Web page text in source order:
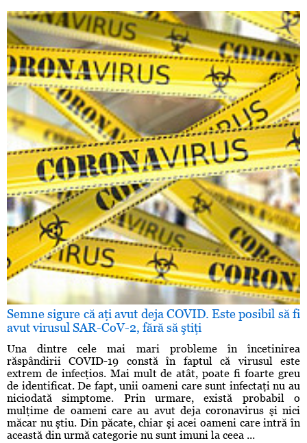
Semne sigure că aţi avut deja COVID. Este posibil să fi
avut virusul SAR-CoV-2, fără să ştiţi
Una dintre cele mai mari probleme în încetinirea
răspândirii COVID-19 constă în faptul că virusul este
extrem de infecţios. Mai mult de atât, poate fi foarte greu
de identificat. De fapt, unii oameni care sunt infectaţi nu au
niciodată simptome. Prin urmare, există probabil o
mulţime de oameni care au avut deja coronavirus şi nici
măcar nu ştiu. Din păcate, chiar şi acei oameni care intră în
această din urmă categorie nu sunt imuni la ceea ...